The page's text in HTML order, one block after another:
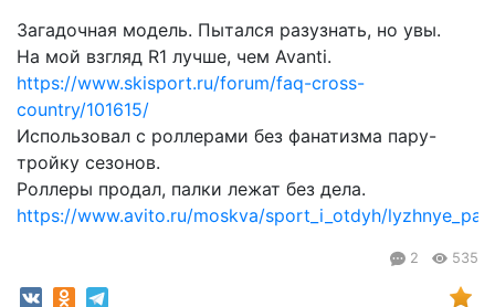
Загадочная модель. Пытался разузнать, но увы.
На мой взгляд R1 лучше, чем Avanti.
https://www.skisport.ru/forum/faq-cross-
country/101615/
Использовал с роллерами без фанатизма пару-
тройку сезонов.
Роллеры продал, палки лежат без дела.
https://www.avito.ru/moskva/sport_i_otdyh/
2 535